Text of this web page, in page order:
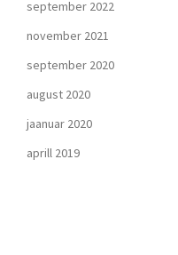
september 2022
november 2021
september 2020
august 2020
jaanuar 2020
aprill 2019